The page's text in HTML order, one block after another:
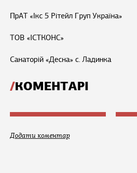
ПрАТ «Ікс 5 Рітейл Груп Україна»
ТОВ «ІСТКОНС»
Санаторій «Десна» с. Ладинка
КОМЕНТАРІ
Додати коментар